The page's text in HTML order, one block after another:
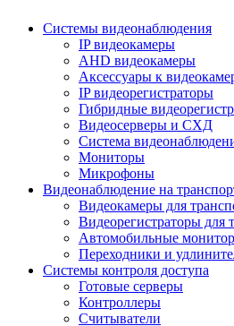
Системы видеонаблюдения
IP видеокамеры
AHD видеокамеры
Аксессуары к
IP видеорегистраторы
Гибридные
Видеосерверы и СХД
Система
Мониторы
Микрофоны
Видеонаблюдение на
Видеокамеры для
Видеорегистраторы для
Автомобильные
Переходники и
Системы контроля доступа
Готовые серверы
Контроллеры
Считыватели